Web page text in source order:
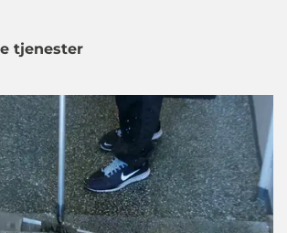
tjenester